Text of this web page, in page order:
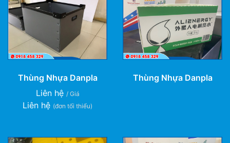
Thùng Nhựa Danpla
Liên hệ / Giá
Liên hệ (đơn tối thiểu)
Thùng Nhựa Danpla